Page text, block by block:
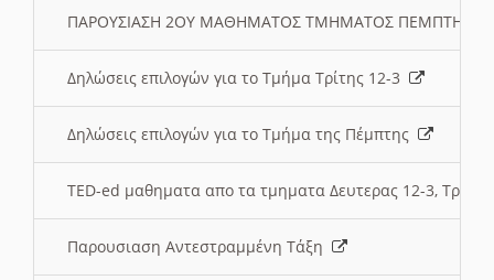
ΠΑΡΟΥΣΙΑΣΗ 2ΟΥ ΜΑΘΗΜΑΤΟΣ ΤΜΗΜΑΤΟΣ
Δηλώσεις επιλογών για το Τμήμα Τρίτης 12-3
Δηλώσεις επιλογών για το Τμήμα της Πέμπτης
TED-ed μαθηματα απο τα τμηματα Δευτερας 12-3,
Παρουσιαση Αντεστραμμένη Τάξη